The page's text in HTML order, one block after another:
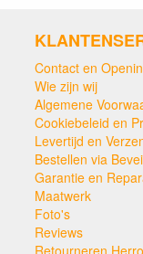
Contact en
Wie zijn wij
Algemene
Cookiebeleid en
Levertijd en
Bestellen via
Garantie en
Maatwerk
Foto's
Reviews
Retourneren